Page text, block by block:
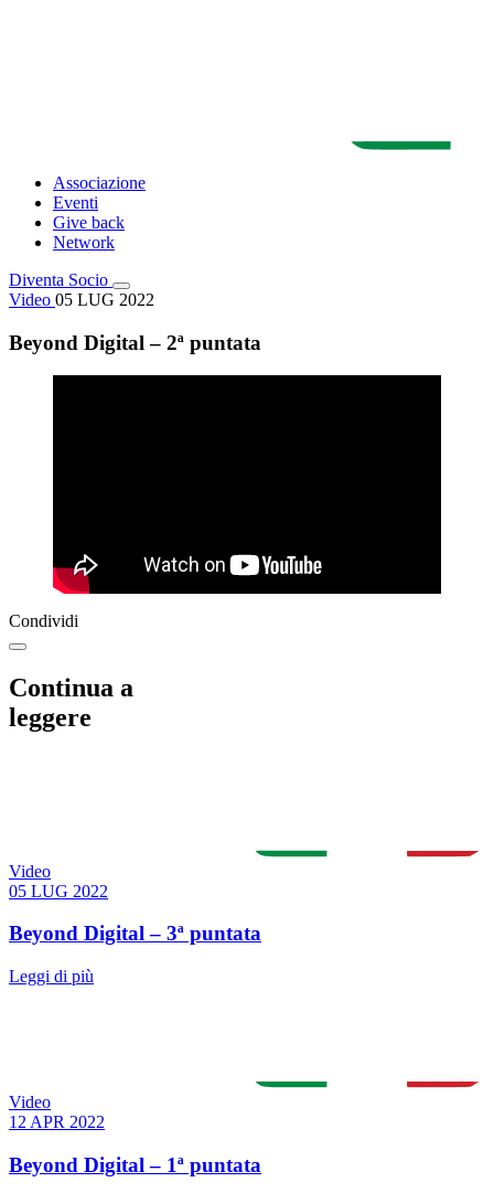
Associazione
Eventi
Give back
Network
Diventa Socio
Video 05 LUG 2022
Beyond Digital – 2ª puntata
Condividi
Continua a
leggere
Video
05 LUG 2022
Beyond Digital – 3ª puntata
Leggi di più
Video
12 APR 2022
Beyond Digital – 1ª puntata